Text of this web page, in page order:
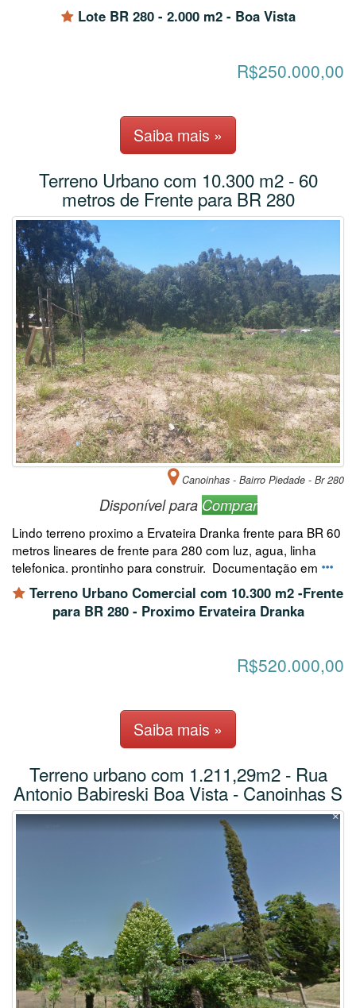
Lote BR 280 - 2.000 m2 - Boa Vista
R$250.000,00
Saiba mais »
Terreno Urbano com 10.300 m2 - 60
metros de Frente para BR 280
Canoinhas - Bairro Piedade - Br 280
Disponível para Comprar
Lindo terreno proximo a Ervateira Dranka frente para BR 60
metros lineares de frente para 280 com luz, agua, linha
telefonica. prontinho para construir. Documentação em
Terreno Urbano Comercial com 10.300 m2 -Frente
para BR 280 - Proximo Ervateira Dranka
R$520.000,00
Saiba mais »
Terreno urbano com 1.211,29m2 - Rua
Antonio Babireski Boa Vista - Canoinhas S